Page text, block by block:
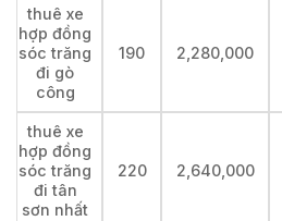
thuê xe
hợp đồng
sóc trăng
đi gò
công
190 2,280,000
thuê xe
hợp đồng
sóc trăng
đi tân
sơn nhất
220 2,640,000